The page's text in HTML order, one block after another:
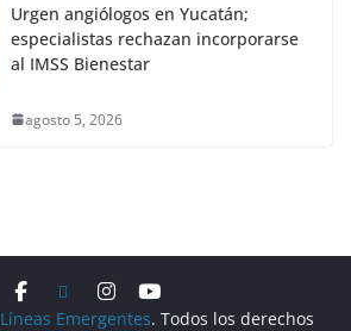
Urgen angiólogos en Yucatán;
especialistas rechazan incorporarse
al IMSS Bienestar
agosto 5, 2026
Líneas Emergentes. Todos los derechos